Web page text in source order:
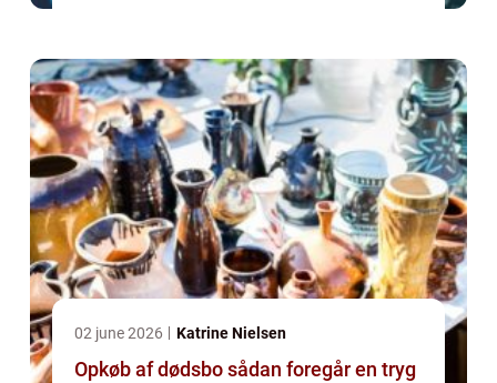
02 june 2026 Katrine Nielsen
Opkøb af dødsbo sådan foregår en tryg